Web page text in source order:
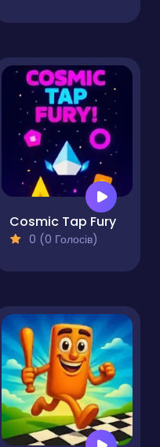
Cosmic Tap Fury
0 (0 Голосів)